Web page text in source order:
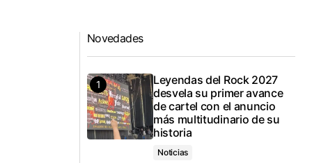
Novedades
Leyendas del Rock 2027
desvela su primer avance
de cartel con el anuncio
más multitudinario de su
historia
Noticias